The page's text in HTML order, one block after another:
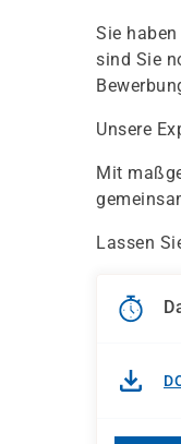
Sie
sind Sie
Unsere
Mit
Lassen